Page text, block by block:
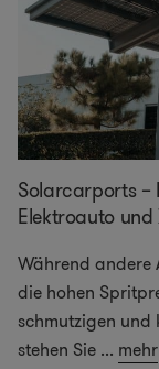
Solarcarports –
Elektroauto und
Während andere
die hohen
schmutzigen und
stehen Sie ... mehr